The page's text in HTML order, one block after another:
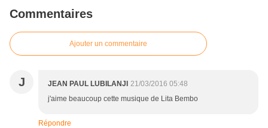
Commentaires
Ajouter un commentaire
J JEAN PAUL LUBILANJI 21/03/2016 05:48
j'aime beaucoup cette musique de Lita Bembo
Répondre